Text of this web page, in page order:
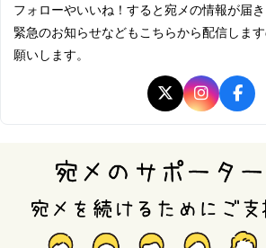
フォローやいいね！すると宛メの情報が届き
緊急のお知らせなどもこちらから配信しま
願いします。